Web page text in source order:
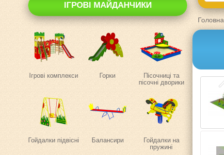
ІГРОВІ МАЙДАНЧИКИ
Ігрові комплекси Горки
Пісочниці та
пісочні дворики
Гойдалки підвісні Балансири
Гойдалки на
пружині
Головна